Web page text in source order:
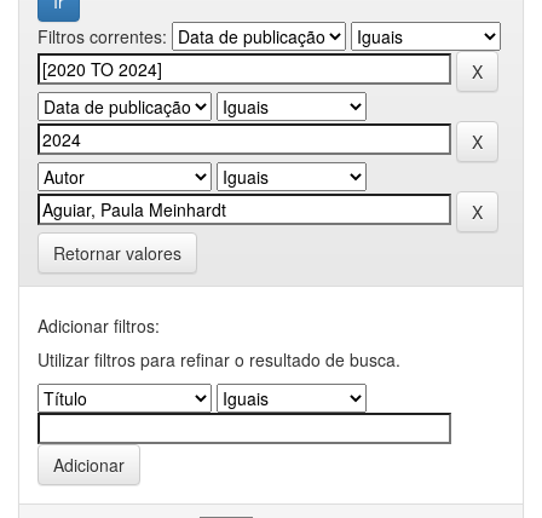
Filtros correntes:
Retornar valores
Adicionar filtros:
Utilizar filtros para refinar o resultado de busca.